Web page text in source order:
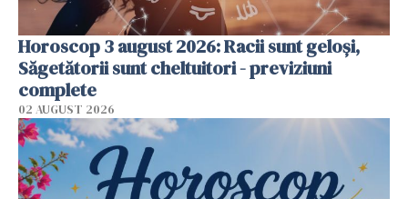
Horoscop 3 august 2026: Racii sunt geloși,
Săgetătorii sunt cheltuitori - previziuni
complete
02 AUGUST 2026